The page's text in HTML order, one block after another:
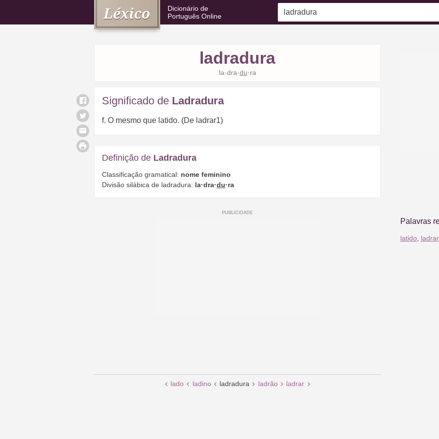
Dicionário de
Português Online
ladradura
la·dra·du·ra
Significado de Ladradura
f. O mesmo que latido. (De ladrar1)
Definição de Ladradura
Classificação gramatical: nome feminino
Divisão silábica de ladradura: la·dra·du·ra
lado ladino ladradura ladrão ladrar
Palavras
latido, ladrar